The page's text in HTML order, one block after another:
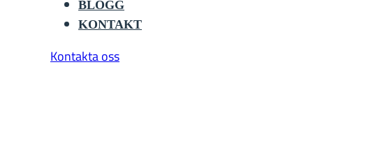
BLOGG
KONTAKT
Kontakta oss